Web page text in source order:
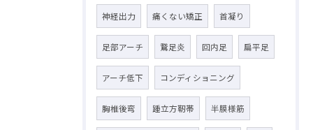
神経出力 痛くない矯正 首凝り
足部アーチ 鵞足炎 回内足 扁平足
アーチ低下 コンディショニング
胸椎後弯 踵立方靭帯 半膜様筋